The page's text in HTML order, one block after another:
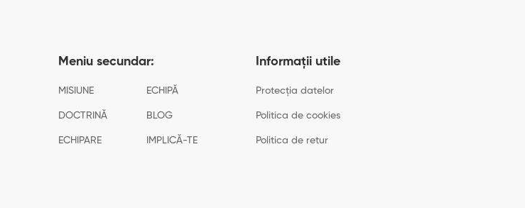
Meniu secundar:
MISIUNE ECHIPĂ
DOCTRINĂ BLOG
ECHIPARE IMPLICĂ-TE
Informații utile
Protecția datelor
Politica de cookies
Politica de retur